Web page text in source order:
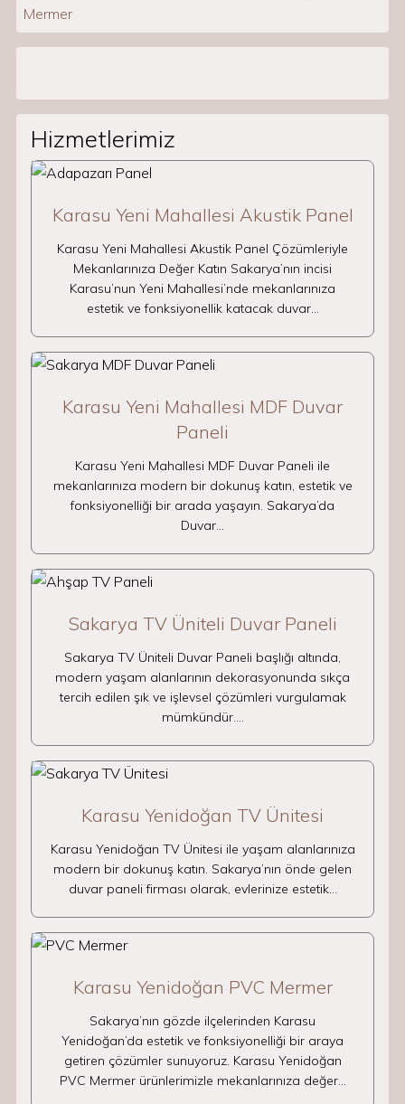
Mermer
Hizmetlerimiz
Karasu Yeni Mahallesi Akustik Panel
Karasu Yeni Mahallesi Akustik Panel Çözümleriyle
Mekanlarınıza Değer Katın Sakarya’nın incisi
Karasu’nun Yeni Mahallesi’nde mekanlarınıza
estetik ve fonksiyonellik katacak duvar…
Karasu Yeni Mahallesi MDF Duvar
Paneli
Karasu Yeni Mahallesi MDF Duvar Paneli ile
mekanlarınıza modern bir dokunuş katın, estetik ve
fonksiyonelliği bir arada yaşayın. Sakarya’da
Duvar…
Sakarya TV Üniteli Duvar Paneli
Sakarya TV Üniteli Duvar Paneli başlığı altında,
modern yaşam alanlarının dekorasyonunda sıkça
tercih edilen şık ve işlevsel çözümleri vurgulamak
mümkündür.…
Karasu Yenidoğan TV Ünitesi
Karasu Yenidoğan TV Ünitesi ile yaşam alanlarınıza
modern bir dokunuş katın. Sakarya’nın önde gelen
duvar paneli firması olarak, evlerinize estetik…
Karasu Yenidoğan PVC Mermer
Sakarya’nın gözde ilçelerinden Karasu
Yenidoğan’da estetik ve fonksiyonelliği bir araya
getiren çözümler sunuyoruz. Karasu Yenidoğan
PVC Mermer ürünlerimizle mekanlarınıza değer…